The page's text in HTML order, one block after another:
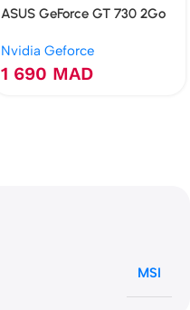
ASUS GeForce GT 730 2Go
Moniteur
Nvidia Geforce
1 690 MAD
MSI